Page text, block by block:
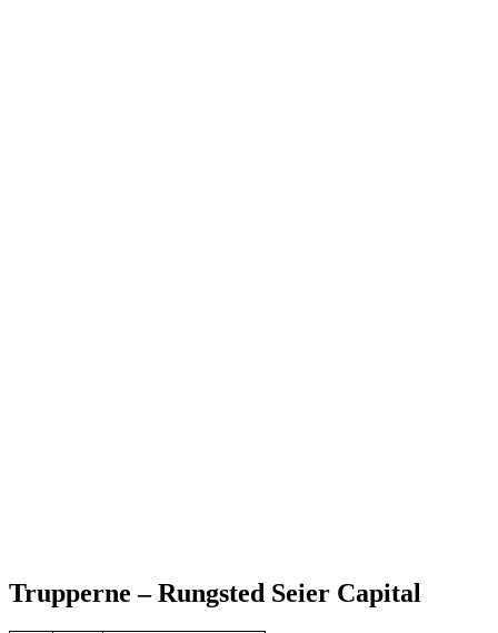
Trupperne – Rungsted Seier Capital